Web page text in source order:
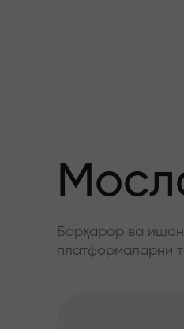
Барқарор ва
платформаларни